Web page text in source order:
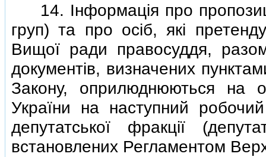
14. Iнформацiя про
груп) та про осiб, якi
Вищої ради правосуддя,
документiв, визначених
Закону, оприлюднюються на
України на наступний
депутатської фракцiї
встановлених Регламентом